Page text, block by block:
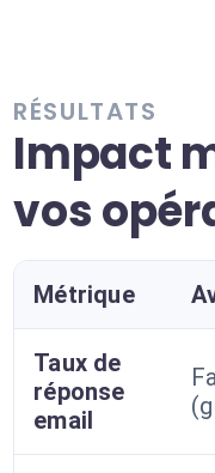
RÉSULTATS
Impact
vos
Métrique
Taux de
réponse
email